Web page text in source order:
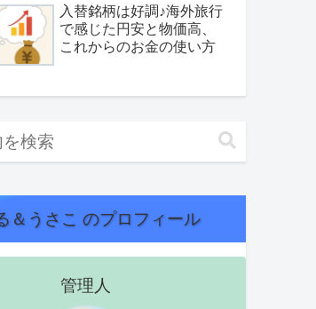
入替銘柄は好調♪海外旅行
で感じた円安と物価高、
これからのお金の使い方
＆うさこ のプロフィール
管理人